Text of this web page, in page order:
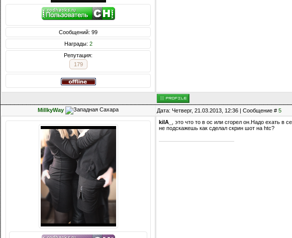
Сообщений: 99
Награды: 2
Репутация:
179
MillkyWay Дата: Четверг, 21.03.2013, 12:36 | Сообщение # 5
kiIA_
, это что то в ос или сгорел он.Надо ехать в
не подскажешь как сделал скрин шот на htc?